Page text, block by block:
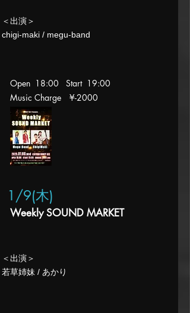
​＜出演＞
​chigi-maki / megu-band
Open 18:00 Start 19:00
Music Charge ¥-2000
1/9(木)
Weekly SOUND MARKET
​＜出演＞
​若草姉妹 / あかり​